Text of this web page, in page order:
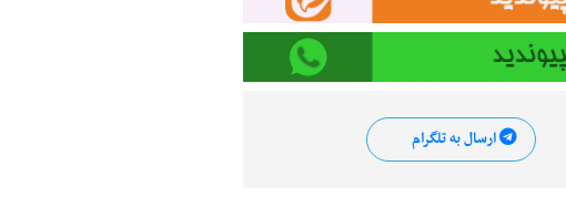
ارسال به تلگرام